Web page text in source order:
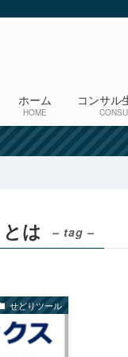
ホーム
HOME
コンサル
は – tag –
せどりツール